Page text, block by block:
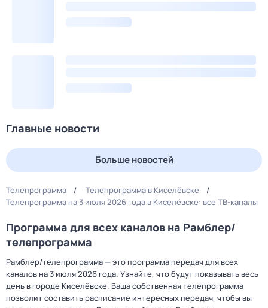
Главные новости
Больше новостей
Телепрограмма
Телепрограмма в Киселёвске
Телепрограмма на 3 июля 2026 года в Киселёвске: все ТВ-каналы
Программа для всех каналов на Рамблер/
телепрограмма
Рамблер/телепрограмма — это программа передач для всех
каналов на 3 июля 2026 года. Узнайте, что будут показывать весь
день в городе Киселёвске. Ваша собственная телепрограмма
позволит составить расписание интересных передач, чтобы вы